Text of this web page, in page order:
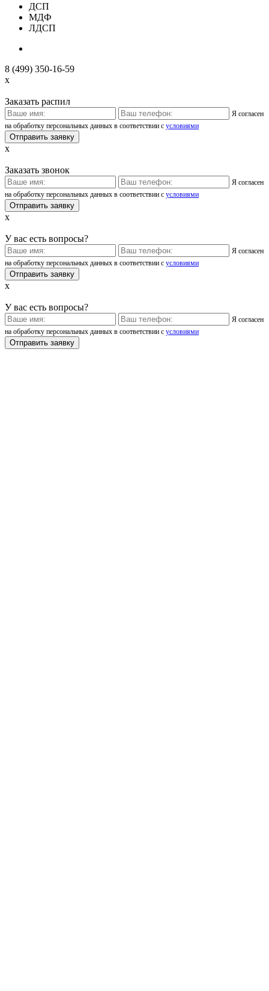
ДСП
МДФ
ЛДСП
8 (499) 350-16-59
x
Заказать распил
Я согласен
на обработку персональных данных в соответствии с условиями
x
Заказать звонок
Я согласен
на обработку персональных данных в соответствии с условиями
x
У вас есть вопросы?
Я согласен
на обработку персональных данных в соответствии с условиями
x
У вас есть вопросы?
Я согласен
на обработку персональных данных в соответствии с условиями